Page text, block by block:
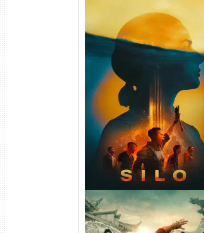
Silo 2ª Temporada
WEB-DL 1080p Dual